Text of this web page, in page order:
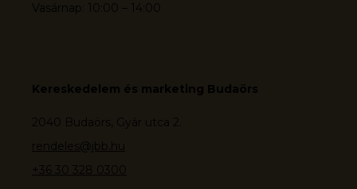
Vasárnap: 10:00 – 14:00
Kereskedelem és marketing Budaörs
2040 Budaörs, Gyár utca 2.
rendeles@jbb.hu
+36 30 328 0300